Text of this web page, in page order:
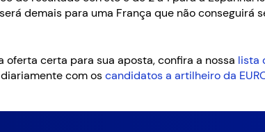
demais para uma França que não
oferta certa para sua aposta, confira a nossa lista
com oscandidatos a artilheiro da